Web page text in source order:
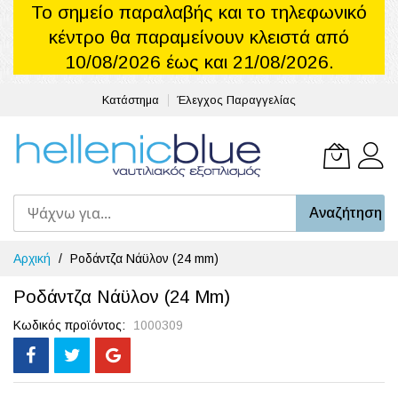
Το σημείο παραλαβής και το τηλεφωνικό
κέντρο θα παραμείνουν κλειστά από
10/08/2026 έως και 21/08/2026.
Κατάστημα Έλεγχος Παραγγελίας
Το
Αναζήτηση
Μετάβαση
στο
περιεχόμενο
Αρχική Ροδάντζα Νάϋλον (24 mm)
Ροδάντζα Νάϋλον (24 Mm)
Κωδικός προϊόντος 1000309